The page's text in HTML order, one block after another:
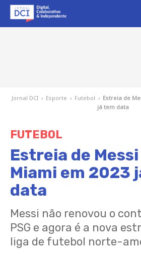
Jornal DCI › Esporte › Futebol › Estreia de
já tem data
FUTEBOL
Estreia de
Miami em 2023
data
Messi não renovou o
PSG e agora é a nova
liga de futebol norte-